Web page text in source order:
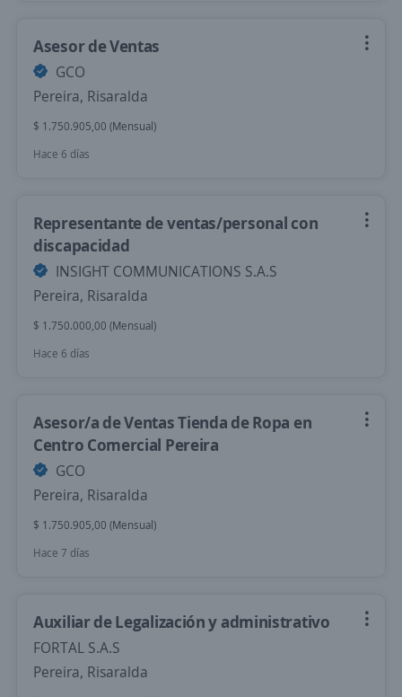
Asesor de Ventas
GCO
Pereira, Risaralda
$ 1.750.905,00 (Mensual)
Hace 6 días
Representante de ventas/personal con
discapacidad
INSIGHT COMMUNICATIONS S.A.S
Pereira, Risaralda
$ 1.750.000,00 (Mensual)
Hace 6 días
Asesor/a de Ventas Tienda de Ropa en
Centro Comercial Pereira
GCO
Pereira, Risaralda
$ 1.750.905,00 (Mensual)
Hace 7 días
Auxiliar de Legalización y administrativo
FORTAL S.A.S
Pereira, Risaralda